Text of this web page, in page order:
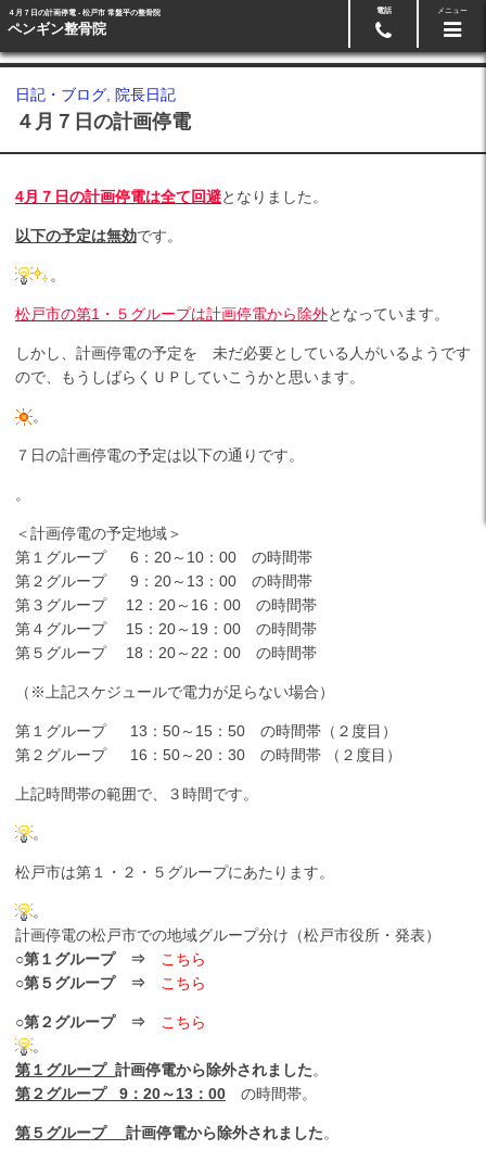
４月７日の計画停電 - 松戸市 常盤平の整骨院
ペンギン整骨院
電話 メニュー
日記・ブログ 院長日記
４月７日の計画停電
4月７日の計画停電は全て回避となりました。
以下の予定は無効です。
。
松戸市の第1・５グループは計画停電から除外となっています。
しかし、計画停電の予定を 未だ必要としている人がいるようです
ので、もうしばらくＵＰしていこうかと思います。
。
７日の計画停電の予定は以下の通りです。
。
＜計画停電の予定地域＞
第１グループ 6：20～10：00 の時間帯
第２グループ 9：20～13：00 の時間帯
第３グループ 12：20～16：00 の時間帯
第４グループ 15：20～19：00 の時間帯
第５グループ 18：20～22：00 の時間帯
（※上記スケジュールで電力が足らない場合）
第１グループ 13：50～15：50 の時間帯（２度目）
第２グループ 16：50～20：30 の時間帯 （２度目）
上記時間帯の範囲で、３時間です。
。
松戸市は第１・２・５グループにあたります。
。
計画停電の松戸市での地域グループ分け（松戸市役所・発表）
○第１グループ ⇒
こちら
○第５グループ ⇒ こちら
○第２グループ ⇒
こちら
。
第１グループ 計画停電から除外されました。
第２グループ 9：20～13：00 の時間帯。
第５グループ 計画停電から除外されました。
24時間ネット予約 047-384-1127